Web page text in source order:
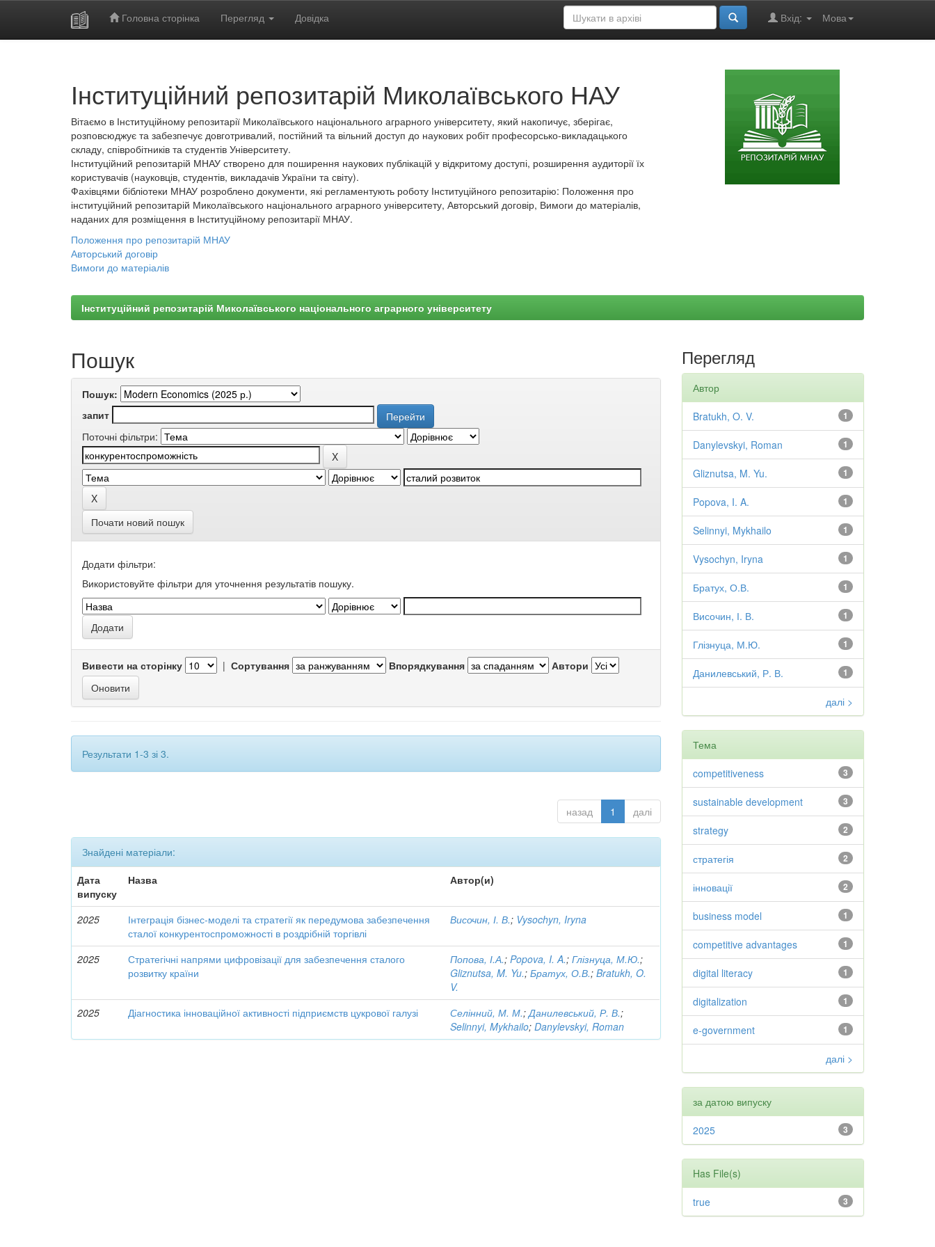
Головна сторінка Перегляд Довідка Мова
Вхід:
Інституційний репозитарій Миколаївського НАУ
Вітаємо в Інституційному репозитарії Миколаївського національного аграрного університету, який накопичує, зберігає,
розповсюджує та забезпечує довготривалий, постійний та вільний доступ до наукових робіт професорсько-викладацького
складу, співробітників та студентів Університету.
Інституційний репозитарій МНАУ створено для поширення наукових публікацій у відкритому доступі, розширення аудиторії їх
користувачів (науковців, студентів, викладачів України та світу).
Фахівцями бібліотеки МНАУ розроблено документи, які регламентують роботу Інституційного репозитарію: Положення про
інституційний репозитарій Миколаївського національного аграрного університету, Авторський договір, Вимоги до матеріалів,
наданих для розміщення в Інституційному репозитарії МНАУ.
Положення про репозитарій МНАУ
Авторський договір
Вимоги до матеріалів
Інституційний репозитарій Миколаївського національного аграрного університету
Пошук
Пошук:
запит
Поточні фільтри:
Почати новий пошук
Додати фільтри:
Використовуйте фільтри для уточнення результатів пошуку.
Вивести на сторінку | Сортування Впорядкування Автори
Результати 1-3 зі 3.
назад 1 далі
Знайдені матеріали:
Дата
випуску
Назва Автор(и)
2025
Інтеграція бізнес-моделі та стратегії як передумова забезпечення
сталої конкурентоспроможності в роздрібній торгівлі
Височин, І. В.; Vysochyn, Iryna
2025
Стратегічні напрями цифровізації для забезпечення сталого
розвитку країни
Попова, І.А.;Popova, I. A.;Глізнуца, М.Ю.;
Gliznutsa, M. Yu.;Братух, О.В.;Bratukh, O.
V.
2025
Діагностика інноваційної активності підприємств цукрової галузі Селінний, М. М.;Данилевський, Р. В.;
Selinnyi, Mykhailo;Danylevskyi, Roman
Перегляд
Автор
1
Bratukh, O. V.
1
Danylevskyi, Roman
1
Gliznutsa, M. Yu.
1
Popova, I. A.
1
Selinnyi, Mykhailo
1
Vysochyn, Iryna
1
Братух, О.В.
1
Височин, І. В.
1
Глізнуца, М.Ю.
1
Данилевський, Р. В.
далі >
Тема
3
competitiveness
3
sustainable development
2
strategy
2
стратегія
2
інновації
1
business model
1
competitive advantages
1
digital literacy
1
digitalization
1
e-government
далі >
за датою випуску
3
2025
Has File(s)
3
true